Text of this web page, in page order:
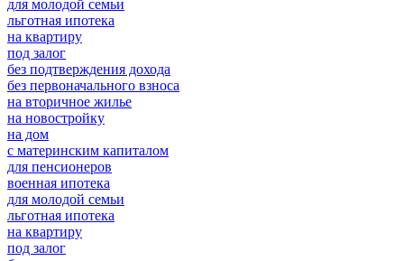
для молодой семьи
льготная ипотека
на квартиру
под залог
без подтверждения дохода
без первоначального взноса
на вторичное жилье
на новостройку
на дом
с материнским капиталом
для пенсионеров
военная ипотека
для молодой семьи
льготная ипотека
на квартиру
под залог